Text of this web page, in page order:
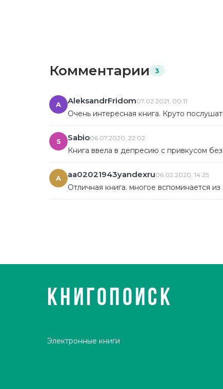
Комментарии 3
A AleksandrFridom07.02.2021, 00:11
Очень интересная книга. Круто
S Sabio06.07.2020, 22:02
Книга ввела в депресию с привкусом
A aa02021943yandexru06.02.2020, 14:25
Отличная книга. многое вспоминается
КНИГОПОИСК
Электронные книги